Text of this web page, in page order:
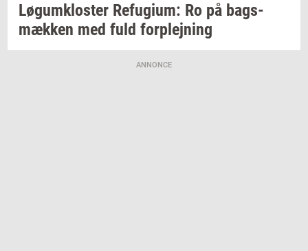
Løgum­klo­ster Re­fu­gi­um: Ro på bags­
mæk­ken med fuld for­plej­ning
ANNONCE